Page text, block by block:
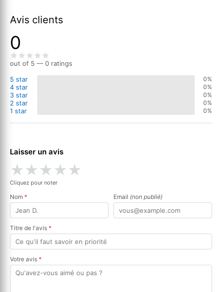
Avis clients
0
out of 5 — 0 ratings
5 star
0%
4 star 0%
3 star 0%
2 star 0%
1 star 0%
Laisser un avis
★★★★★
Cliquez pour noter
Nom * Email (non publié)
Titre de l'avis *
Votre avis *